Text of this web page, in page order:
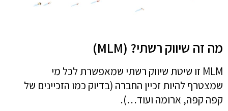
מה זה שיווק רשתי? (MLM)
MLM זו שיטת שיווק רשתי שמאפשרת לכל מי
שמצטרף להיות זכיין החברה (בדיוק כמו הזכיינים של
קפה קפה, ארומה ועוד…).